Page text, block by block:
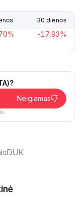
30 dienos
-17.93%
Neigiamas
DUK